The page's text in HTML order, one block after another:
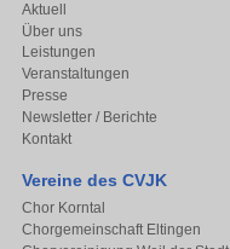
Aktuell
Über uns
Leistungen
Veranstaltungen
Presse
Newsletter / Berichte
Kontakt
Vereine des CVJK
Chor Korntal
Chorgemeinschaft Eltingen